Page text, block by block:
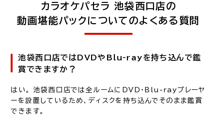
カラオケパセラ 池袋西口店の
動画堪能パックについてのよくある質問
池袋西口店ではDVDやBlu-rayを持ち込んで鑑
賞できますか？
はい。 池袋西口店では全ルームにDVD・Blu-rayプレーヤ
ーを設置しているため、ディスクを持ち込んでそのまま鑑賞
できます。